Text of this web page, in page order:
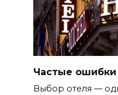
Частые
Выбор отеля —